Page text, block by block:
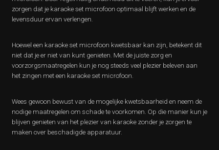
zorgen dat je karaoke set microfoon optimaal blijft werken en de
levensduur ervan verlengen.
Hoewel een karaoke set microfoon kwetsbaar kan zijn, betekent dit
niet dat je er niet van kunt genieten. Met de juiste zorg en
voorzorgsmaatregelen kun je nog steeds veel plezier beleven aan
het zingen met een karaoke set microfoon.
Wees gewoon bewust van de mogelijke kwetsbaarheid en neem de
nodige maatregelen om schade te voorkomen. Op die manier kun je
blijven genieten van het plezier van karaoke zonder je zorgen te
maken over beschadigde apparatuur.